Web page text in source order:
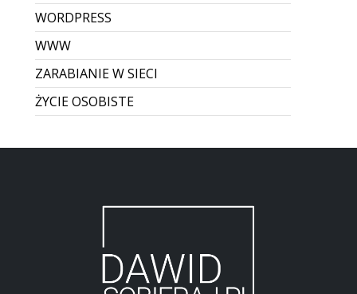
WORDPRESS
WWW
ZARABIANIE W SIECI
ŻYCIE OSOBISTE